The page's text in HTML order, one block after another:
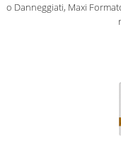
o Danneggiati, Maxi